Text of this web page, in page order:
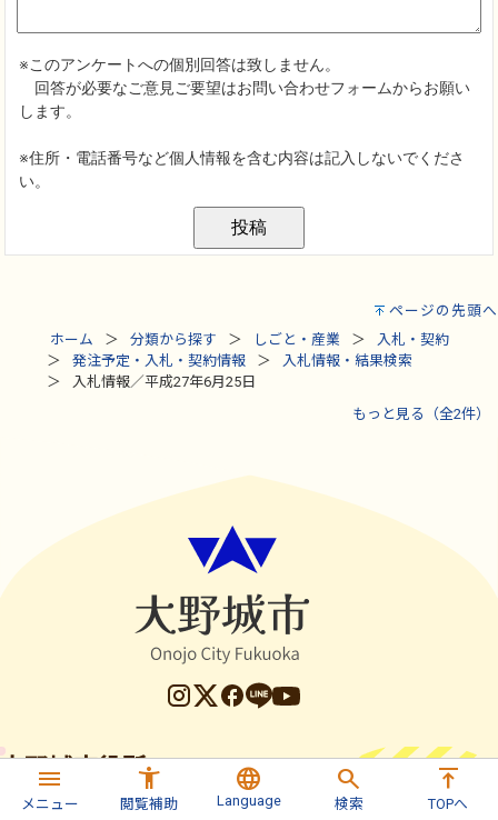
ページの先頭へ
ホーム
分類から探す しごと・産業
入札・契約
発注予定・入札・契約情報
入札情報・結果検索
入札情報／平成27年6月25日
もっと見る（全2件）
大野城市役所 法人番号 8000020402192
〒816-8510 福岡県大野城市曙町二丁目2-1
menu
メニュー
accessibility_new
閲覧補助
language
Language
search
検索
vertical_align_top
TOPへ